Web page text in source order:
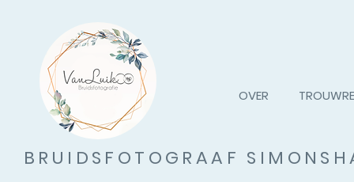
BRUIDSFOTOGRAAF
OVER